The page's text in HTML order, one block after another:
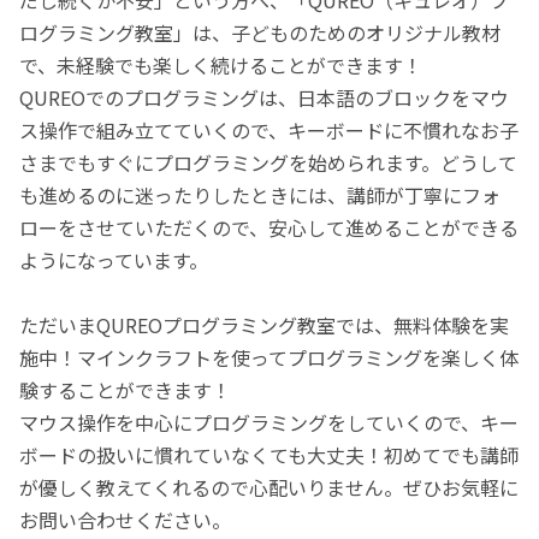
ログラミング教室」は、子どものためのオリジナル教材
で、未経験でも楽しく続けることができます！
QUREOでのプログラミングは、日本語のブロックをマウ
ス操作で組み立てていくので、キーボードに不慣れなお子
さまでもすぐにプログラミングを始められます。どうして
も進めるのに迷ったりしたときには、講師が丁寧にフォ
ローをさせていただくので、安心して進めることができる
ようになっています。
ただいまQUREOプログラミング教室では、無料体験を実
施中！マインクラフトを使ってプログラミングを楽しく体
験することができます！
マウス操作を中心にプログラミングをしていくので、キー
ボードの扱いに慣れていなくても大丈夫！初めてでも講師
が優しく教えてくれるので心配いりません。ぜひお気軽に
お問い合わせください。